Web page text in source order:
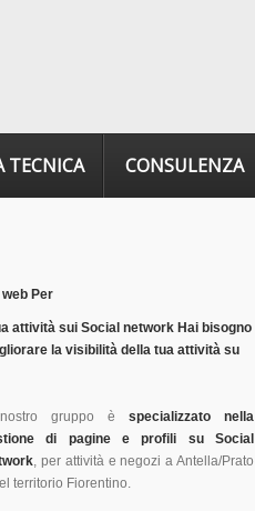
TECNICA CONSULENZA
Per
attività sui Social network Hai bisogno
la visibilità della tua attività su
gruppo è specializzato nella
di pagine e profili su Social
, per attività e negozi a Antella/Prato
territorio Fiorentino.